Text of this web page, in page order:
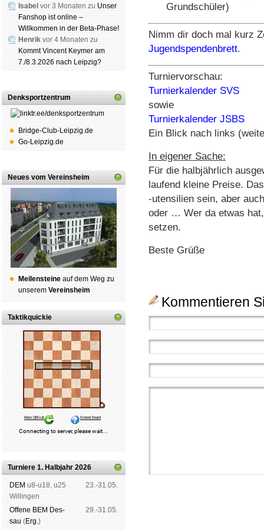
Isabel vor 3 Monaten zu Unser
Fanshop ist online –
Willkommen in der Beta-Phase!
Henrik vor 4 Monaten zu
Kommt Vincent Keymer am
7./8.3.2026 nach Leipzig?
Denksportzentrum
Bridge-Club-Leipzig.de
Go-Leipzig.de
Neues vom Vereinsheim
Mei­len­stei­ne auf dem Weg zu
un­se­rem Ver­eins­heim
Taktikquickie
Turniere 1. Halbjahr 2026
DEM u8-u18, u25
Wil­lin­gen
23.-31.05.
Offene BEM Des­
sau (Erg.)
29.-31.05.
Grundschüler)
Nimm dir doch mal kurz
Jugendspendenbrett.
Turniervorschau:
Turnierkalender SVS
sowie
Turnierkalender JSBS
Ein Blick nach links
In eigener Sache:
Für die halbjährlich
laufend kleine Preise.
-utensilien sein, aber
oder … Wer da etwas
setzen.
Beste Grüße
Kommentieren